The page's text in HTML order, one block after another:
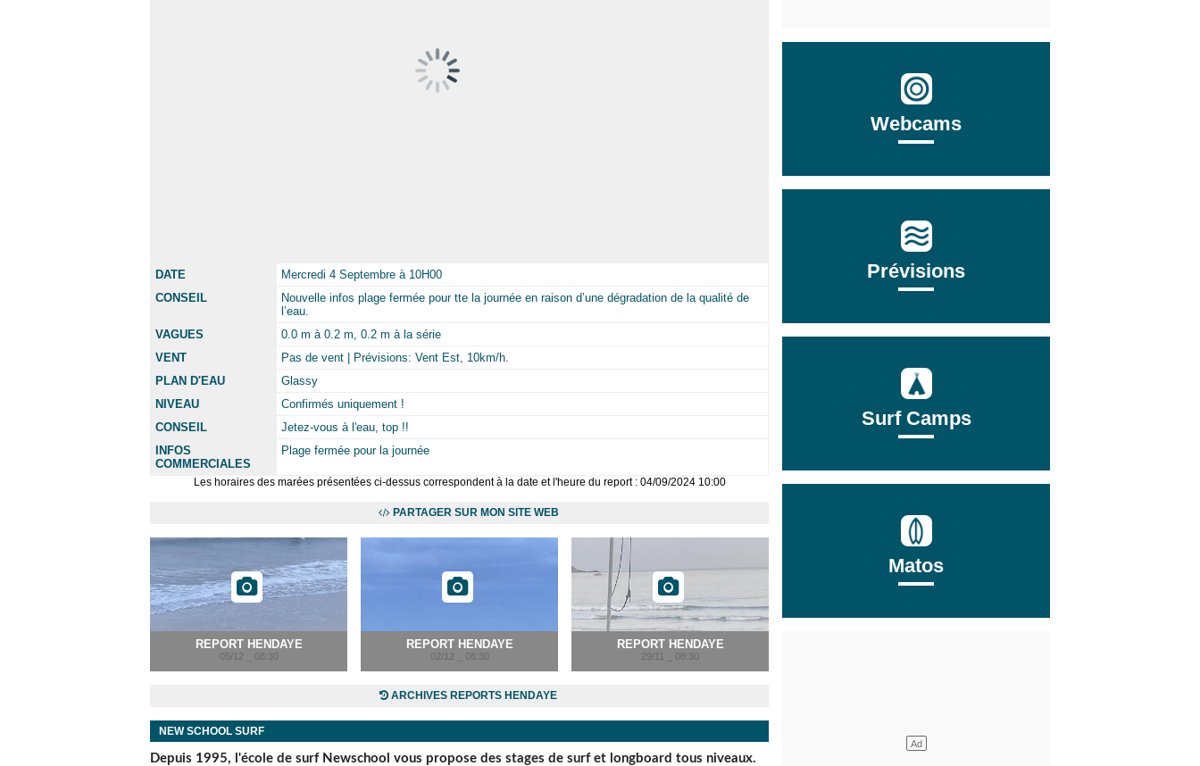
DATE
Mercredi 4 Septembre à 10H00
CONSEIL
Nouvelle infos plage fermée pour tte la journée en raison d’une dégradation de la qualité de
l’eau.
VAGUES
0.0 m à 0.2 m, 0.2 m à la série
VENT
Pas de vent | Prévisions: Vent Est, 10km/h.
PLAN D'EAU
Glassy
NIVEAU
Confirmés uniquement !
CONSEIL
Jetez-vous à l'eau, top !!
INFOS
COMMERCIALES
Plage fermée pour la journée
Les horaires des marées présentées ci-dessus correspondent à la date et l'heure du report : 04/09/2024 10:00
PARTAGER SUR MON SITE WEB
REPORT HENDAYE
05/12 _ 08:30
REPORT HENDAYE
02/12 _ 08:30
REPORT HENDAYE
29/11 _ 08:30
ARCHIVES REPORTS HENDAYE
NEW SCHOOL SURF
Depuis 1995, l'école de surf Newschool vous propose des stages de surf et longboard tous niveaux.
Webcams
Prévisions
Surf Camps
Matos